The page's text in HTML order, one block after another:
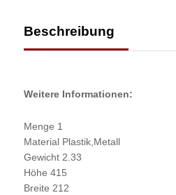
Beschreibung
Weitere Informationen:
Menge 1
Material Plastik,Metall
Gewicht 2.33
Höhe 415
Breite 212